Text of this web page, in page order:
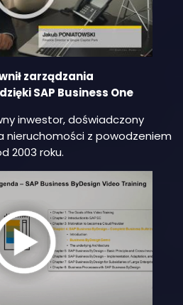
zarządzania
SAP Business One
inwestor, doświadczony
nieruchomości z powodzeniem
2003 roku.